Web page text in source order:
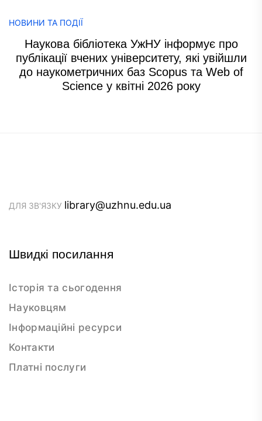
НОВИНИ ТА ПОДІЇ
Наукова бібліотека УжНУ інформує про
публікації вчених університету, які увійшли
до наукометричних баз Scopus та Web of
Science у квітні 2026 року
ДЛЯ ЗВ'ЯЗКУ library@uzhnu.edu.ua
Швидкі посилання
Історія та сьогодення
Науковцям
Інформаційні ресурси
Контакти
Платні послуги